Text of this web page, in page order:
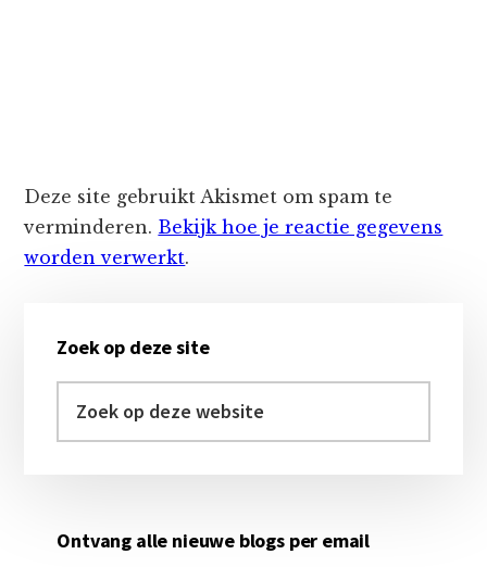
Deze site gebruikt Akismet om spam te
verminderen. Bekijk hoe je reactie gegevens
worden verwerkt.
Sidebar
Zoek op deze site
op
Ontvang alle nieuwe blogs per email